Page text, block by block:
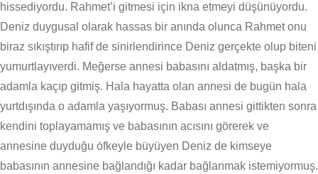
hissediyordu. Rahmet’i gitmesi için ikna etmeyi düşünüyordu.
Deniz duygusal olarak hassas bir anında olunca Rahmet onu
biraz sıkıştırıp hafif de sinirlendirince Deniz gerçekte olup biteni
yumurtlayıverdi. Meğerse annesi babasını aldatmış, başka bir
adamla kaçıp gitmiş. Hala hayatta olan annesi de bugün hala
yurtdışında o adamla yaşıyormuş. Babası annesi gittikten sonra
kendini toplayamamış ve babasının acısını görerek ve
annesine duyduğu öfkeyle büyüyen Deniz de kimseye
babasının annesine bağlandığı kadar bağlanmak istemiyormuş.